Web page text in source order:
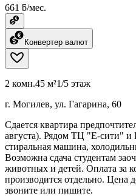
661 ƃ/мес.
Конвертер валют
2 комн.45 м²1/5 этаж
г. Могилев, ул. Гагарина, 60
Сдается квартира
августа). Рядом ТЦ "Е-сити" и
стиральная машина,
Возможна сдача студентам
животных и детей. Оплата за
производится отдельно. Цена
звоните или пишите.